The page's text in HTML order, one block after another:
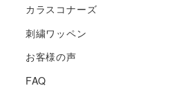
カラスコナーズ
刺繍ワッペン
お客様の声
FAQ